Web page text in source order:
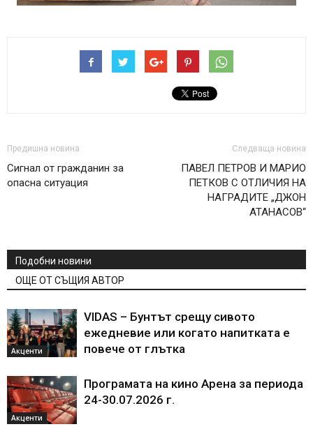
Предишна новина
Сигнал от гражданин за
опасна ситуация
Следваща новина
ПАВЕЛ ПЕТРОВ И МАРИО
ПЕТКОВ С ОТЛИЧИЯ НА
НАГРАДИТЕ „ДЖОН
АТАНАСОВ“
Подобни новини
ОЩЕ ОТ СЪЩИЯ АВТОР
Акценти
VIDAS – Бунтът срещу сивото
ежедневие или когато напитката е
повече от глътка
Акценти
Програмата на кино Арена за периода
24-30.07.2026 г.